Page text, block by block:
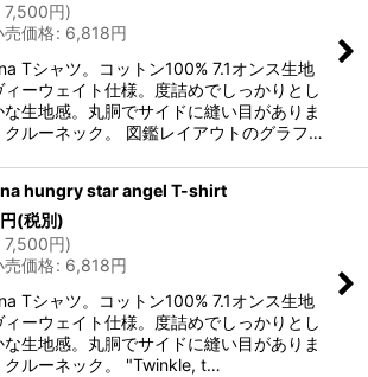
7,500円)
売価格: 6,818円
Tシャツ。コットン100% 7.1オンス生地
ィーウェイト仕様。度詰めでしっかりとし
な生地感。丸胴でサイドに縫い目がありま
クルーネック。 図鑑レイアウトのグラフ…
hungry star angel T-shirt
円(税別)
7,500円)
売価格: 6,818円
Tシャツ。コットン100% 7.1オンス生地
ィーウェイト仕様。度詰めでしっかりとし
な生地感。丸胴でサイドに縫い目がありま
クルーネック。 "Twinkle, t…